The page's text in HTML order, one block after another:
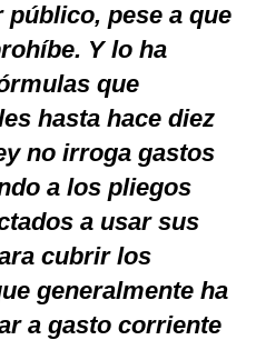
pese a que
Y lo ha
que
hasta hace diez
no irroga gastos
a los pliegos
a usar sus
cubrir los
generalmente ha
a gasto corriente